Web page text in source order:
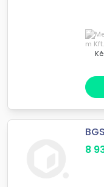
8